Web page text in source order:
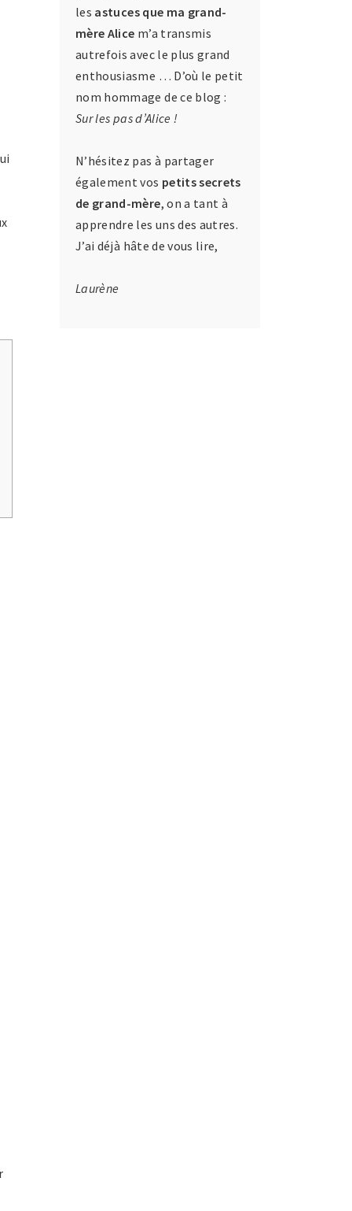
les astuces que ma grand-
mère Alice m’a transmis
autrefois avec le plus grand
enthousiasme … D’où le petit
nom hommage de ce blog :
Sur les pas d’Alice !
N’hésitez pas à partager
également vos petits secrets
de grand-mère, on a tant à
apprendre les uns des autres.
J’ai déjà hâte de vous lire,
Laurène